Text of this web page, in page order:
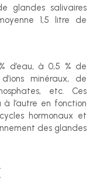
glandes salivaires
1,5 litre de
d’eau, à 0,5 % de
minéraux, de
etc. Ces
à l’autre en fonction
hormonaux et
des glandes